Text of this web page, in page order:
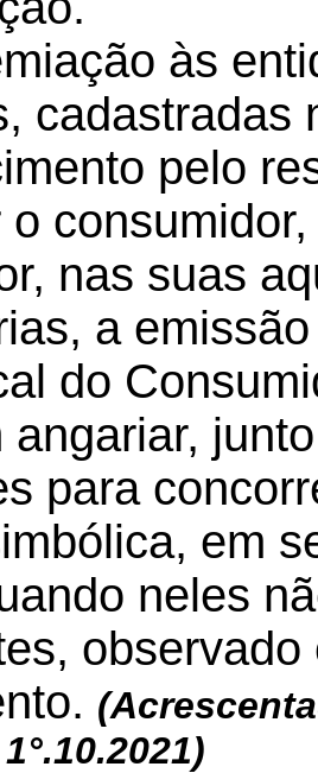
às
cadastradas
pelo
o
nas suas
a
do
angariar,
para
em
neles